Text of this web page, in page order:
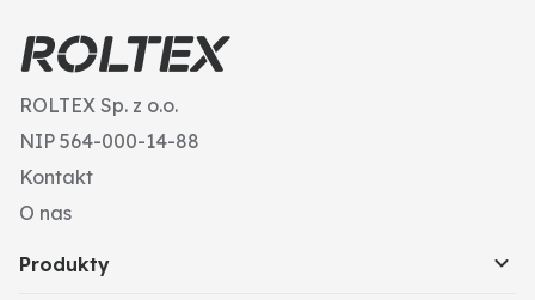
ROLTEX Sp. z o.o.
NIP 564-000-14-88
Kontakt
O nas
Produkty